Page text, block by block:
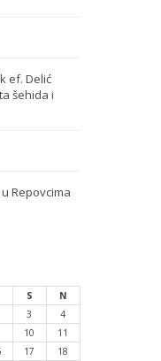
ef. Delić
šehida i
Repovcima
S
N
3
4
10
11
17
18